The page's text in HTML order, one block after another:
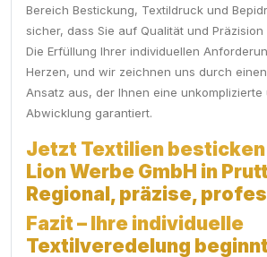
Bereich Bestickung, Textildruck und
sicher, dass Sie auf Qualität und
Die Erfüllung Ihrer individuellen
Herzen, und wir zeichnen uns durch
Ansatz aus, der Ihnen eine
Abwicklung garantiert.
Jetzt Textilien
Lion Werbe GmbH in
Regional, präzise,
Fazit – Ihre individuelle
Textilveredelung